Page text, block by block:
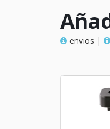
envios |